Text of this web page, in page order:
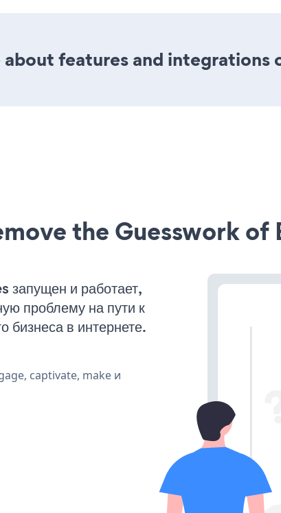
features and integrations
the Guesswork
и работает,
проблему на пути к
бизнеса в интернете.
captivate, make и